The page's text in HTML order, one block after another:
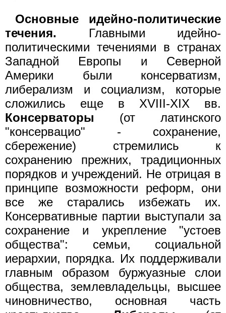
Основные идейно-политические
течения. Главными идейно-
политическими течениями в странах
Западной Европы и Северной
Америки были консерватизм,
либерализм и социализм, которые
сложились еще в XVIII-XIX вв.
Консерваторы (от латинского
"консервацио" - сохранение,
сбережение) стремились к
сохранению прежних, традиционных
порядков и учреждений. Не отрицая в
принципе возможности реформ, они
все же старались избежать их.
Консервативные партии выступали за
сохранение и укрепление "устоев
общества": семьи, социальной
иерархии, порядка. Их поддерживали
главным образом буржуазные слои
общества, землевладельцы, высшее
чиновничество, основная часть